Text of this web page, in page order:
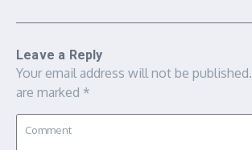
Leave a Reply
Your email address will not be published.
are marked *